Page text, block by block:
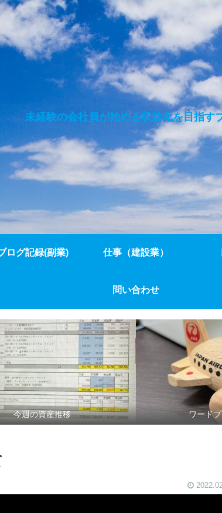
未経験の会社員が始める収益化を目指す
ログ記録(副業) 仕事（建設業）
問い合わせ
今週の資産推移 ワード